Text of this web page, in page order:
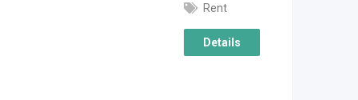
Rent
Details